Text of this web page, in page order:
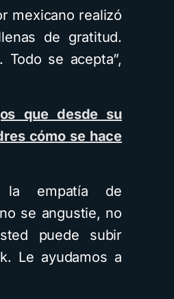
mexicano realizó
de gratitud.
Todo se acepta”,
que desde su
cómo se hace
la empatía de
se angustie, no
puede subir
Le ayudamos a